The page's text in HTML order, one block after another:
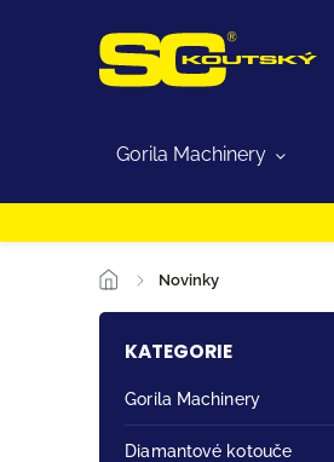
Gorila Machinery
/ Novinky
KATEGORIE
Gorila Machinery
Diamantové kotouče